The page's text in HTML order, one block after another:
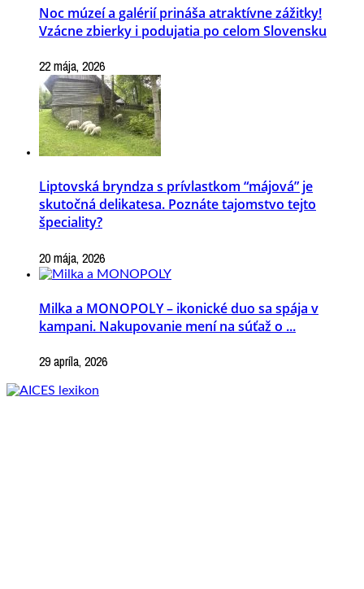
Noc múzeí a galérií prináša atraktívne zážitky!
Vzácne zbierky i podujatia po celom Slovensku
22 mája, 2026
Liptovská bryndza s prívlastkom “májová” je
skutočná delikatesa. Poznáte tajomstvo tejto
špeciality?
20 mája, 2026
Milka a MONOPOLY – ikonické duo sa spája v
kampani. Nakupovanie mení na súťaž o ...
29 apríla, 2026